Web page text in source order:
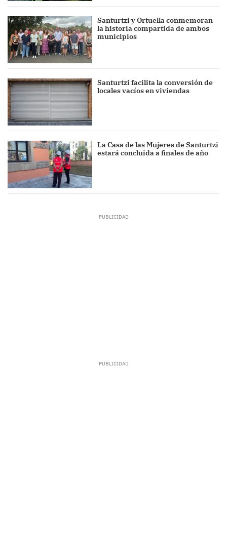
Santurtzi y Ortuella conmemoran
la historia compartida de ambos
municipios
Santurtzi facilita la conversión de
locales vacíos en viviendas
La Casa de las Mujeres de Santurtzi
estará concluida a finales de año